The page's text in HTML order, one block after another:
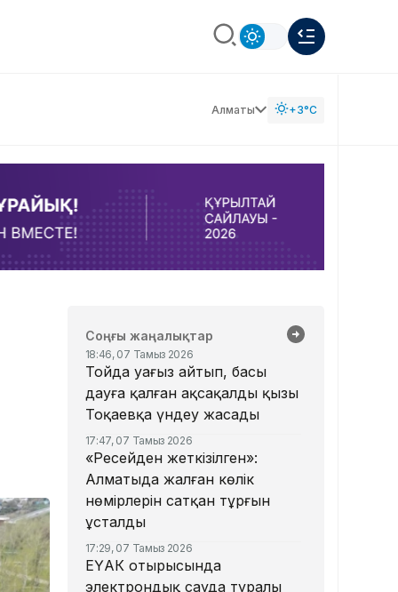
Алматы +3°C
Соңғы жаңалықтар
18:46, 07 Тамыз 2026
Тойда уағыз айтып, басы
дауға қалған ақсақалдың қызы
Тоқаевқа үндеу жасады
17:47, 07 Тамыз 2026
«Ресейден жеткізілген»:
Алматыда жалған көлік
нөмірлерін сатқан тұрғын
ұсталды
17:29, 07 Тамыз 2026
ЕҮАК отырысында
электрондық сауда туралы